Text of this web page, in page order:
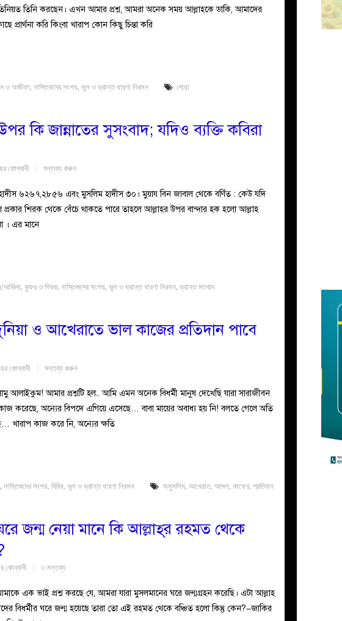
তিনি করছেন। এখন আমার প্রশ্ন, আমরা অনেক সময় আল্লাহকে ডাকি, আমাদের
প্রার্থনা করি কিংবা খারাপ কোন কিছু চিন্তা করি
ও অজীফা,নাস্তিকদের সংশয়,ভুল ও ভ্রান্ত ধারণা নিরসন দোয়া
কি জান্নাতের সুসংবাদ; যদিও ব্যক্তি কবিরা
কোব্বাদী মন্তব্য করুন
৬২৬৭,২৮৫৬ এবং মুসলিম হাদীস ৩০। মুয়ায বিন জাবাল থেকে বর্ণিত : কেউ যদি
শিরক থেকে বেঁচে থাকতে পারে তাহলে আল্লাহর উপর বান্দার হক হলো আল্লাহ
। এর মানে
আকিদা,কুফর ও শিরক,নাস্তিকদের সংশয়,ভুল ও ভ্রান্ত ধারণা নিরসন,ভ্রান্ত মতবাদ
ও আখেরাতে ভাল কাজের প্রতিদান পাবে
কোব্বাদী মন্তব্য করুন
আলাইকুম! আমার প্রশ্নটি হল.. আমি এমন অনেক বিধর্মী মানুষ দেখেছি যারা সারাজীবন
কাজ করেছে, অন্যের বিপদে এগিয়ে এসেছে… বাবা মায়ের অবাধ্য হয় নি! বলতে গেলে অতি
খারাপ কাজ করে নি, অন্যের ক্ষতি
,নাস্তিকদের সংশয়,বিবিধ,ভুল ও ভ্রান্ত ধারণা নিরসন অমুসলিম,আখেরাত,আমল,কাফের,প্রতিদান
জন্ম নেয়া মানে কি আল্লাহ্‌র রহমত থেকে
কোব্বাদী ৩ মন্তব্য
এক ভাই প্রশ্ন করছে যে, আমরা যারা মুসলমানের ঘরে জন্মগ্রহন করেছি। এটা আল্লাহ
বিধর্মীর ঘরে জন্ম হয়েছে তারা তো এই রহমত থেকে বঞ্চিত হলো কিন্তু কেন?–জাকির